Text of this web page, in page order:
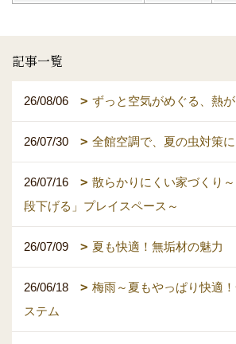
記事一覧
26/08/06 ずっと空気がめぐる、熱
26/07/30 全館空調で、夏の虫対策に
26/07/16
散らかりにくい家づくり
段下げる」プレイスペース～
26/07/09 夏も快適！無垢材の魅力
26/06/18
梅雨～夏もやっぱり快適
ステム